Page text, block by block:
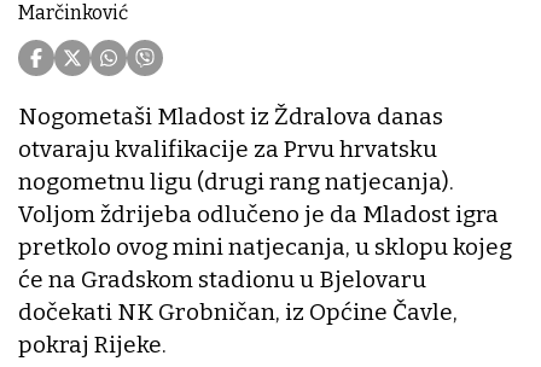
Marčinković
Nogometaši Mladost iz Ždralova danas
otvaraju kvalifikacije za Prvu hrvatsku
nogometnu ligu (drugi rang natjecanja).
Voljom ždrijeba odlučeno je da Mladost igra
pretkolo ovog mini natjecanja, u sklopu kojeg
će na Gradskom stadionu u Bjelovaru
dočekati NK Grobničan, iz Općine Čavle,
pokraj Rijeke.